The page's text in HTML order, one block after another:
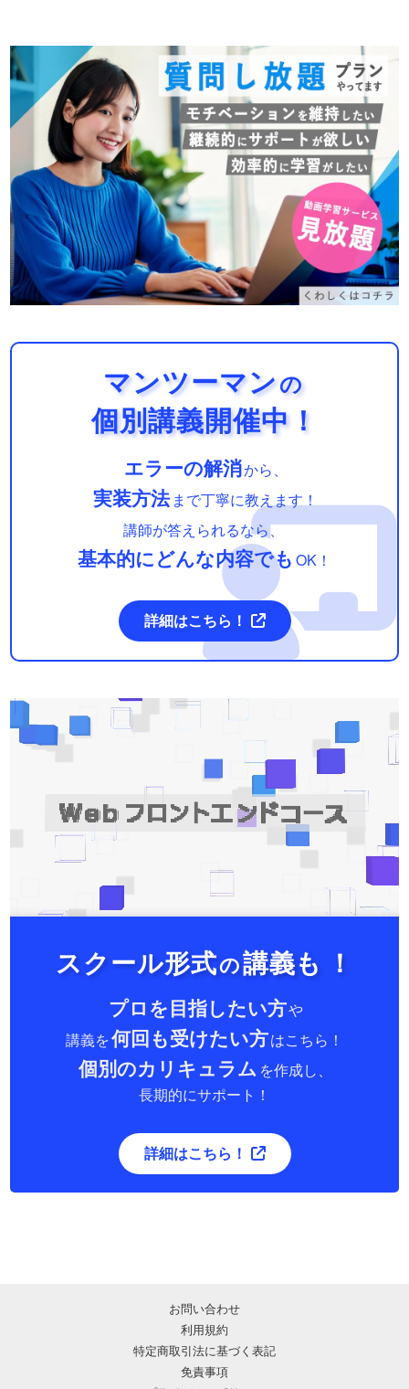
マンツーマンの
個別講義開催中！
エラーの解消から、
実装方法 まで丁寧に教えます！
講師が答えられるなら、
基本的にどんな内容でも OK！
詳細はこちら！
スクール形式の講義も ！
プロを目指したい方や
講義を何回も受けたい方はこちら！
個別のカリキュラム を作成し、
長期的にサポート！
詳細はこちら！
お問い合わせ
利用規約
特定商取引法に基づく表記
免責事項